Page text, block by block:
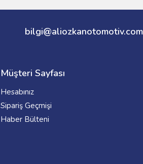
bilgi@aliozkanotomotiv.com
Müşteri Sayfası
Hesabınız
Sipariş Geçmişi
Haber Bülteni